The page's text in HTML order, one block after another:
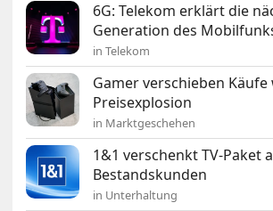
6G: Telekom erklärt die
Generation des
in Telekom
Gamer verschieben Käufe
Preisexplosion
in Marktgeschehen
1&1 verschenkt TV-Paket
Bestandskunden
in Unterhaltung